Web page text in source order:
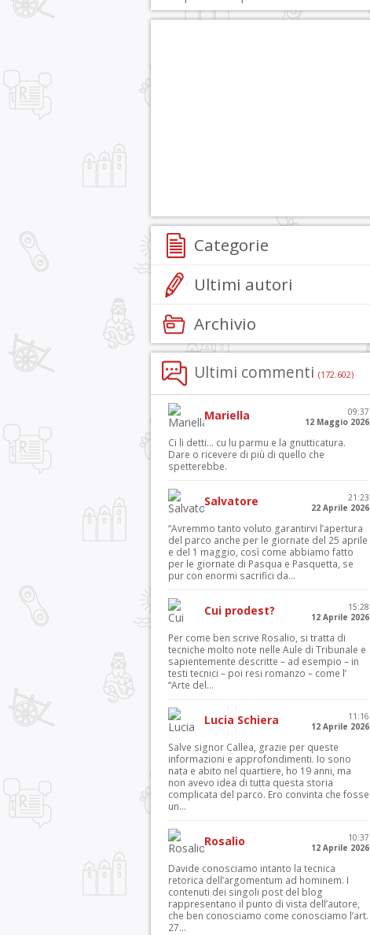
Categorie
Ultimi autori
Archivio
Ultimi commenti (172.602)
Mariella
09:37
12 Maggio 2026
Ci li detti… cu lu parmu e la gnutticatura.
Dare o ricevere di più di quello che
spetterebbe.
Salvatore
21:23
22 Aprile 2026
“Avremmo tanto voluto garantirvi l’apertura
del parco anche per le giornate del 25 aprile
e del 1 maggio, così come abbiamo fatto
per le giornate di Pasqua e Pasquetta, se
pur con enormi sacrifici da...
Cui prodest?
15:28
12 Aprile 2026
Per come ben scrive Rosalio, si tratta di
tecniche molto note nelle Aule di Tribunale e
sapientemente descritte – ad esempio – in
testi tecnici – poi resi romanzo – come l’
“Arte del...
Lucia Schiera
11:16
12 Aprile 2026
Salve signor Callea, grazie per queste
informazioni e approfondimenti. Io sono
nata e abito nel quartiere, ho 19 anni, ma
non avevo idea di tutta questa storia
complicata del parco. Ero convinta che fosse
un...
Rosalio
10:37
12 Aprile 2026
Davide conosciamo intanto la tecnica
retorica dell’argomentum ad hominem. I
contenuti dei singoli post del blog
rappresentano il punto di vista dell’autore,
che ben conosciamo come conosciamo l’art.
27...